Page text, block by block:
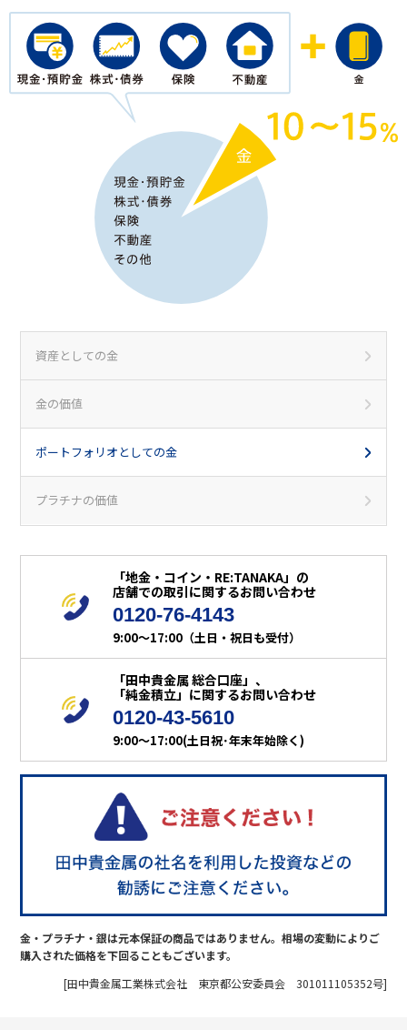
資産としての金
金の価値
ポートフォリオとしての金
プラチナの価値
「地金・コイン・RE:TANAKA」の
店舗での取引に関するお問い合わせ
0120-76-4143
9:00～17:00（土日・祝日も受付）
「田中貴金属 総合口座」、
「純金積立」に関するお問い合わせ
0120-43-5610
9:00～17:00(土日祝･年末年始除く)
金・プラチナ・銀は元本保証の商品ではありません。相場の変動によりご
購入された価格を下回ることもございます。
[田中貴金属工業株式会社 東京都公安委員会 301011105352号]